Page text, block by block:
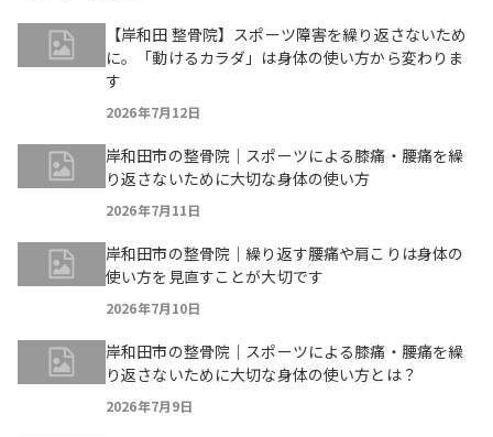
【岸和田 整骨院】スポーツ障害を繰り返さないため
に。「動けるカラダ」は身体の使い方から変わりま
す
2026年7月12日
岸和田市の整骨院｜スポーツによる膝痛・腰痛を繰
り返さないために大切な身体の使い方
2026年7月11日
岸和田市の整骨院｜繰り返す腰痛や肩こりは身体の
使い方を見直すことが大切です
2026年7月10日
岸和田市の整骨院｜スポーツによる膝痛・腰痛を繰
り返さないために大切な身体の使い方とは？
2026年7月9日